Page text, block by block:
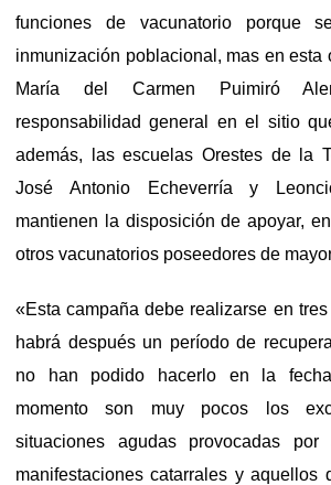
funciones de vacunatorio porque
inmunización poblacional, mas en esta
María del Carmen Puimiró
responsabilidad general en el sitio
además, las escuelas Orestes de la
José Antonio Echeverría y
mantienen la disposición de apoyar,
otros vacunatorios poseedores de
«Esta campaña debe realizarse en
habrá después un período de
no han podido hacerlo en la
momento son muy pocos los
situaciones agudas provocadas por
manifestaciones catarrales y aquellos